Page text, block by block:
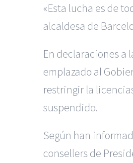
«Esta lucha es de
alcaldesa de
En declaraciones a
emplazado al
restringir la
suspendido.
Según han
consellers de